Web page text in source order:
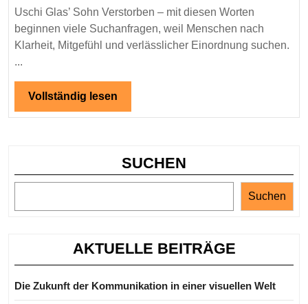
–
Hintergründe,
Gerüchte
Blick
Uschi Glas’ Sohn Verstorben – mit diesen Worten
beginnen viele Suchanfragen, weil Menschen nach
Klarheit, Mitgefühl und verlässlicher Einordnung suchen.
...
Vollständig lesen
lesen
SUCHEN
Suchen
AKTUELLE BEITRÄGE
Die Zukunft der Kommunikation in einer visuellen Welt